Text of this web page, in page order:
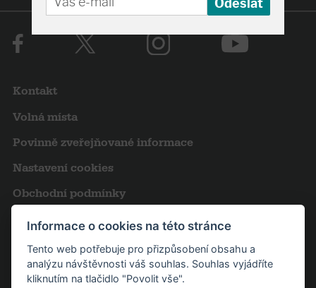
Kontakt
Volná místa
Povinně zveřejňované informace
Nastavení cookies
Obchodní podmínky
Výroční zprávy
Pro novináře
Partneři
Informace o cookies na této stránce
Tento web potřebuje pro přizpůsobení obsahu a
analýzu návštěvnosti váš souhlas. Souhlas vyjádříte
kliknutím na tlačidlo "Povolit vše".